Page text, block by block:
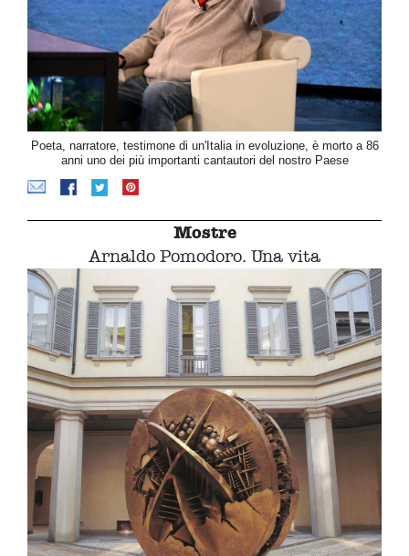
Poeta, narratore, testimone di un'Italia in evoluzione, è morto a 86
anni uno dei più importanti cantautori del nostro Paese
Mostre
Arnaldo Pomodoro. Una vita